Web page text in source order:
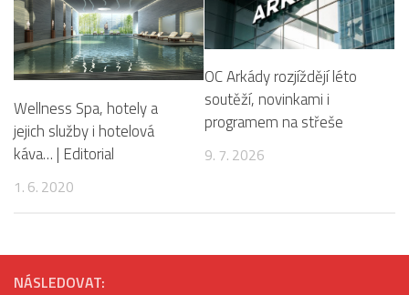
Wellness Spa, hotely a
jejich služby i hotelová
káva… | Editorial
1. 6. 2020
OC Arkády rozjíždějí léto
soutěží, novinkami i
programem na střeše
9. 7. 2026
NÁSLEDOVAT: